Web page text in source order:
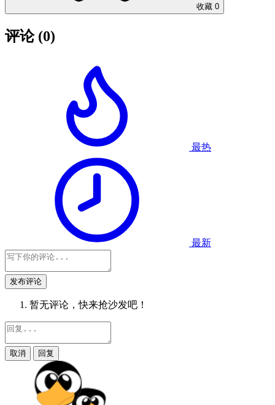
收藏 0
评论 (0)
最热
最新
发布评论
暂无评论，快来抢沙发吧！
取消 回复